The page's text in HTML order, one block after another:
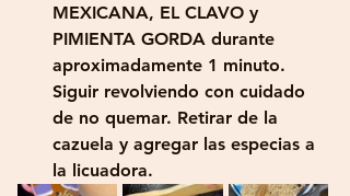
MEXICANA, EL CLAVO y
PIMIENTA GORDA durante
aproximadamente 1 minuto.
Siguir revolviendo con cuidado
de no quemar. Retirar de la
cazuela y agregar las especias a
la licuadora.